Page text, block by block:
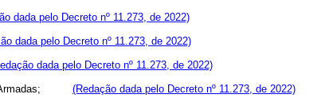
dada pelo Decreto nº 11.273, de 2022)
dada pelo Decreto nº 11.273, de 2022)
dada pelo Decreto nº 11.273, de 2022)
Armadas;
(Redação dada pelo Decreto nº 11.273, de 2022)